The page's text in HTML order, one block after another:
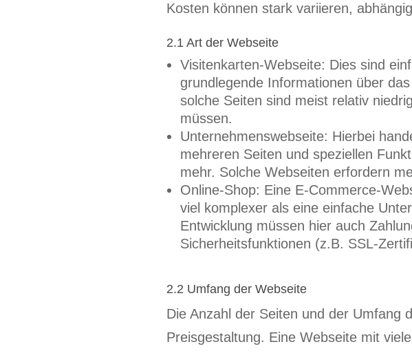
Kosten können stark variieren,
2.1 Art der Webseite
Visitenkarten-Webseite: Dies sind
grundlegende Informationen über
solche Seiten sind meist relativ
müssen.
Unternehmenswebseite: Hierbei
mehreren Seiten und speziellen
mehr. Solche Webseiten erfordern
Online-Shop: Eine E-Commerce-
viel komplexer als eine einfache
Entwicklung müssen hier auch
Sicherheitsfunktionen (z.B. SSL-
2.2 Umfang der Webseite
Die Anzahl der Seiten und der Umfang
Preisgestaltung. Eine Webseite mit